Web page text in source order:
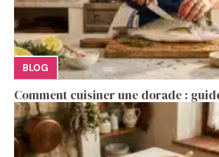
BLOG
Comment cuisiner une dorade :